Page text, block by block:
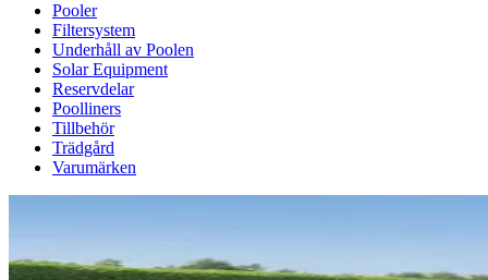
Pooler
Filtersystem
Underhåll av Poolen
Solar Equipment
Reservdelar
Poolliners
Tillbehör
Trädgård
Varumärken